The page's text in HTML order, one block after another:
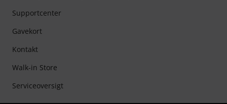
Supportcenter
Gavekort
Kontakt
Walk-in Store
Serviceoversigt